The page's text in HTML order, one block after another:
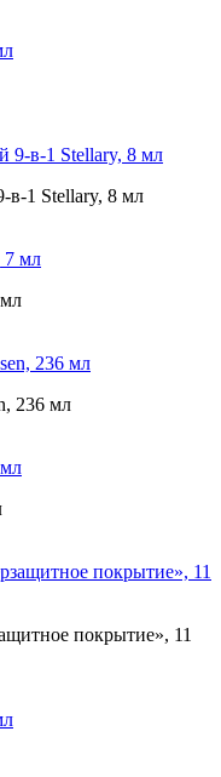
в-1 Stellary, 8 мл
236 мл
покрытие», 11